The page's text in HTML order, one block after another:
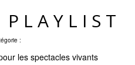
:
les spectacles vivants